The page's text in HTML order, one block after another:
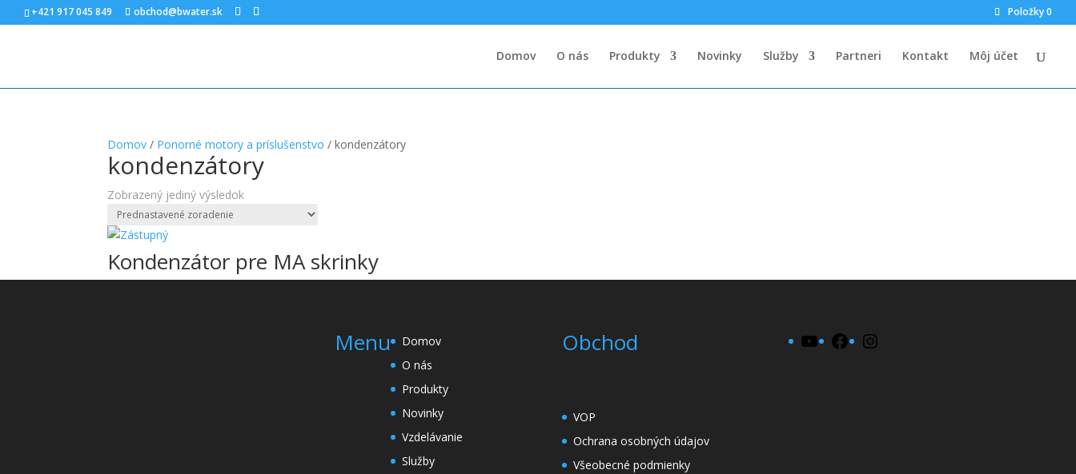
+421 917 045 849 obchod@bwater.sk Položky 0
Domov O nás Produkty Novinky Služby Partneri Kontakt Môj účet
Domov / Ponorné motory a príslušenstvo / kondenzátory
kondenzátory
Zobrazený jediný výsledok
Kondenzátor pre MA skrinky
Menu
Domov
O nás
Produkty
Novinky
Vzdelávanie
Služby
Obchod
VOP
Ochrana osobných údajov
Všeobecné podmienky
YouTubeFacebook